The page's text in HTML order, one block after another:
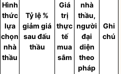
Hình
thức
lựa
chọn
nhà
thầu
Tỷ lệ %
giảm giá
sau đấu
thầu
Giá
trị
thực
tế
mua
sắm
nhà
thầu,
người
đại
diện
theo
pháp
Ghi
chú